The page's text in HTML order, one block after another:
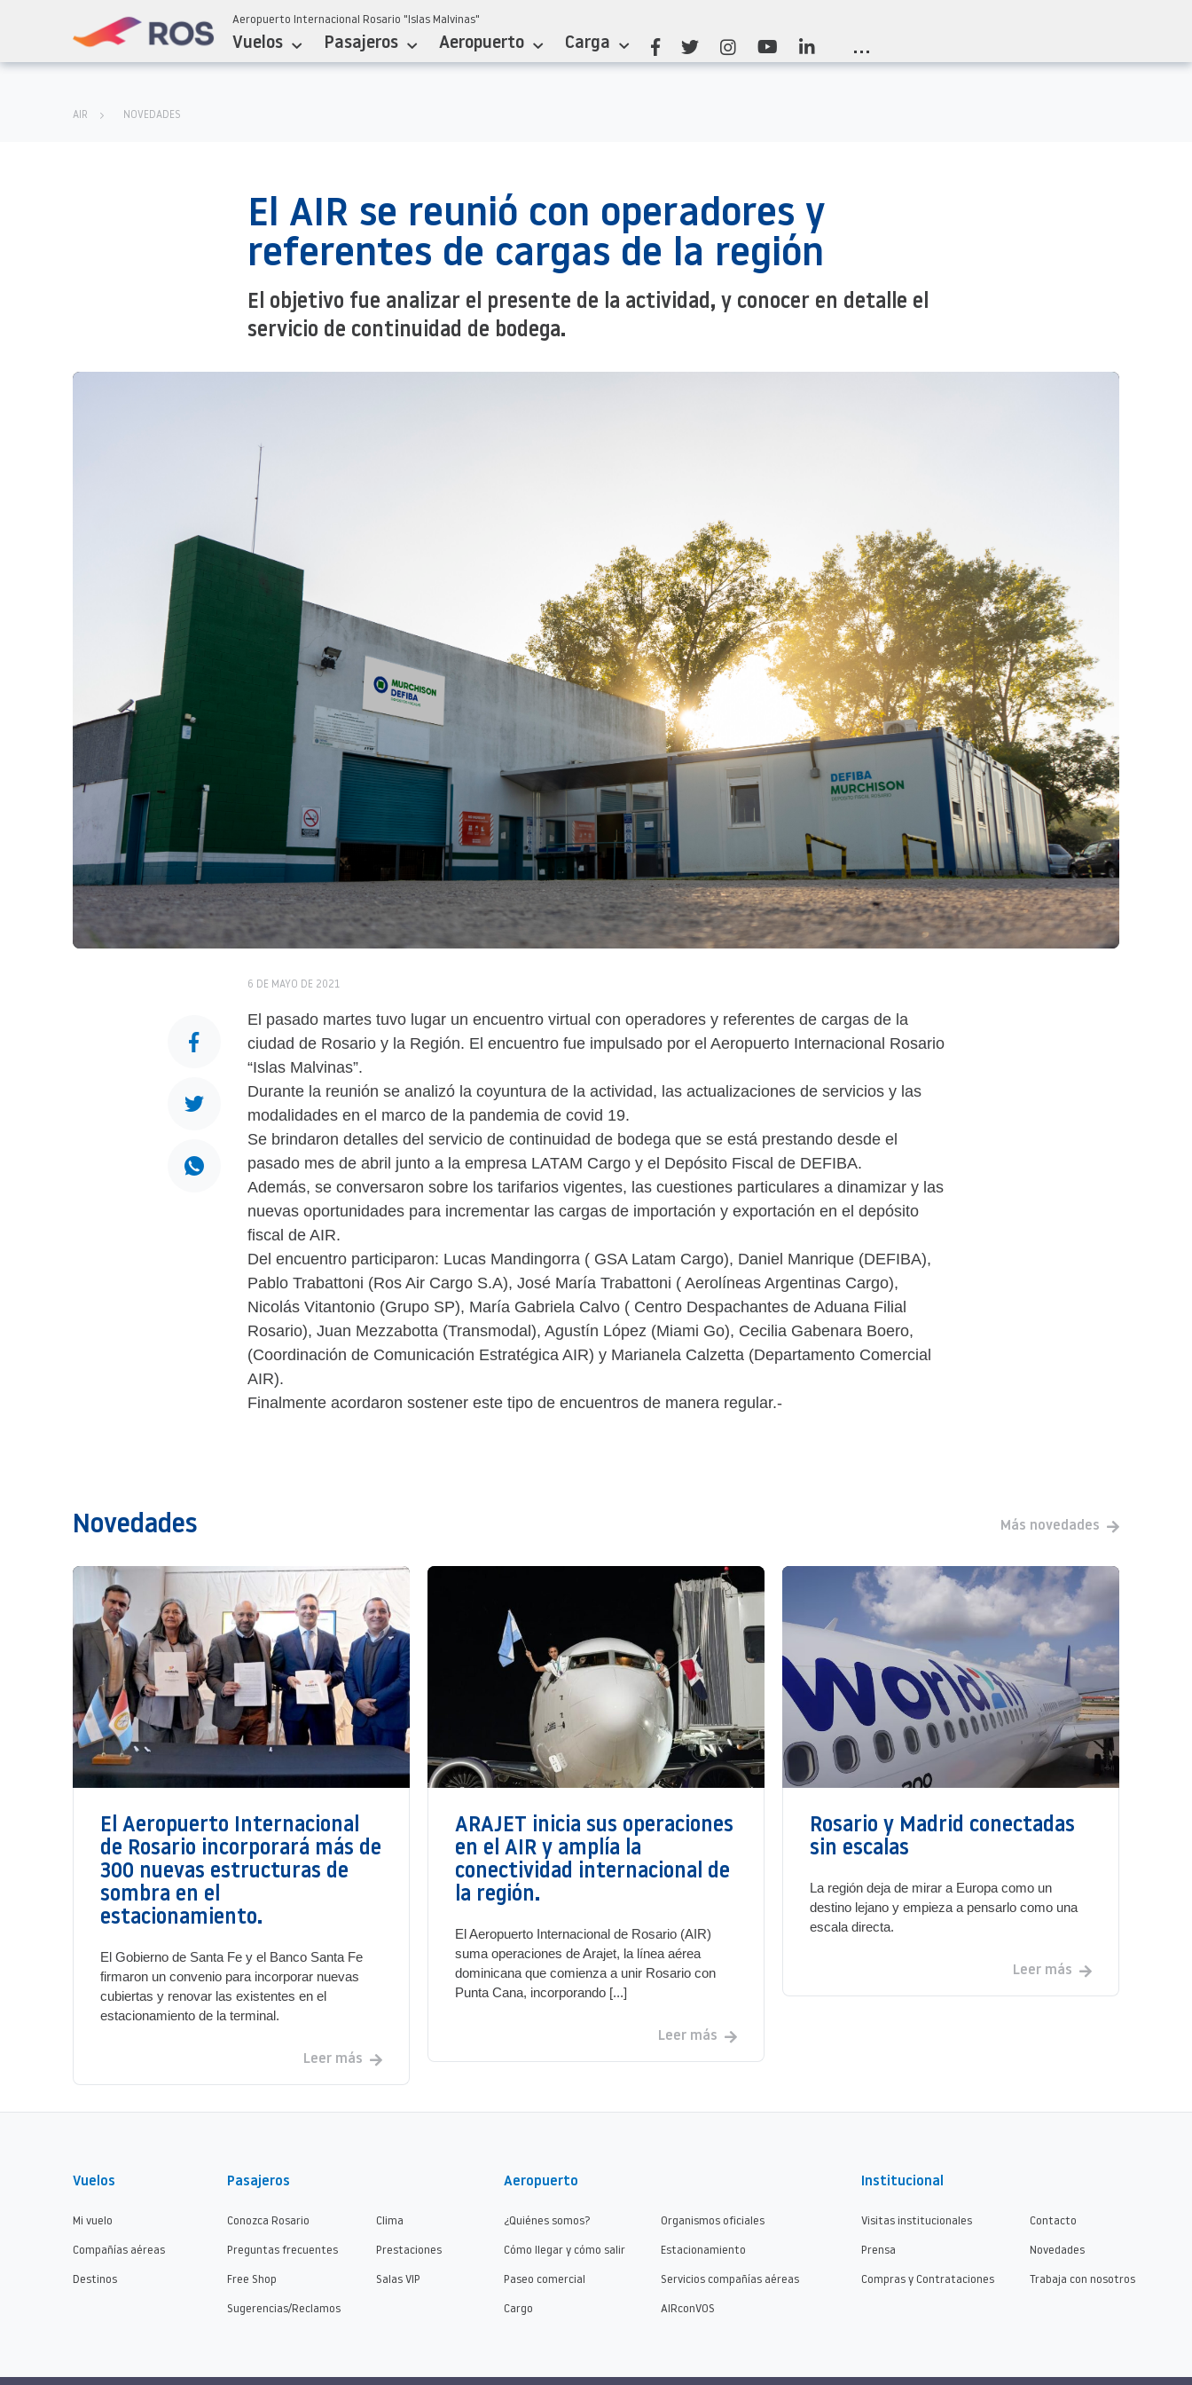
Aeropuerto Internacional Rosario "Islas Malvinas"
Vuelos Pasajeros Aeropuerto Carga ...
AIR NOVEDADES
El AIR se reunió con operadores y
referentes de cargas de la región
El objetivo fue analizar el presente de la actividad, y conocer en detalle el
servicio de continuidad de bodega.
6 DE MAYO DE 2021
El pasado martes tuvo lugar un encuentro virtual con operadores y referentes de cargas de la
ciudad de Rosario y la Región. El encuentro fue impulsado por el Aeropuerto Internacional Rosario
“Islas Malvinas”.
Durante la reunión se analizó la coyuntura de la actividad, las actualizaciones de servicios y las
modalidades en el marco de la pandemia de covid 19.
Se brindaron detalles del servicio de continuidad de bodega que se está prestando desde el
pasado mes de abril junto a la empresa LATAM Cargo y el Depósito Fiscal de DEFIBA.
Además, se conversaron sobre los tarifarios vigentes, las cuestiones particulares a dinamizar y las
nuevas oportunidades para incrementar las cargas de importación y exportación en el depósito
fiscal de AIR.
Del encuentro participaron: Lucas Mandingorra ( GSA Latam Cargo), Daniel Manrique (DEFIBA),
Pablo Trabattoni (Ros Air Cargo S.A), José María Trabattoni ( Aerolíneas Argentinas Cargo),
Nicolás Vitantonio (Grupo SP), María Gabriela Calvo ( Centro Despachantes de Aduana Filial
Rosario), Juan Mezzabotta (Transmodal), Agustín López (Miami Go), Cecilia Gabenara Boero,
(Coordinación de Comunicación Estratégica AIR) y Marianela Calzetta (Departamento Comercial
AIR).
Finalmente acordaron sostener este tipo de encuentros de manera regular.-
Novedades Más novedades
El Aeropuerto Internacional
de Rosario incorporará más de
300 nuevas estructuras de
sombra en el
estacionamiento.
El Gobierno de Santa Fe y el Banco Santa Fe
firmaron un convenio para incorporar nuevas
cubiertas y renovar las existentes en el
estacionamiento de la terminal.
Leer más
ARAJET inicia sus operaciones
en el AIR y amplía la
conectividad internacional de
la región.
El Aeropuerto Internacional de Rosario (AIR)
suma operaciones de Arajet, la línea aérea
dominicana que comienza a unir Rosario con
Punta Cana, incorporando [...]
Leer más
Rosario y Madrid conectadas
sin escalas
La región deja de mirar a Europa como un
destino lejano y empieza a pensarlo como una
escala directa.
Leer más
Vuelos
Mi vuelo
Compañías aéreas
Destinos
Pasajeros
Conozca Rosario Clima
Preguntas frecuentes Prestaciones
Free Shop Salas VIP
Sugerencias/Reclamos
Aeropuerto
¿Quiénes somos? Organismos oficiales
Cómo llegar y cómo salir Estacionamiento
Paseo comercial Servicios compañías aéreas
Cargo AIRconVOS
Institucional
Visitas institucionales Contacto
Prensa Novedades
Compras y Contrataciones Trabaja con nosotros